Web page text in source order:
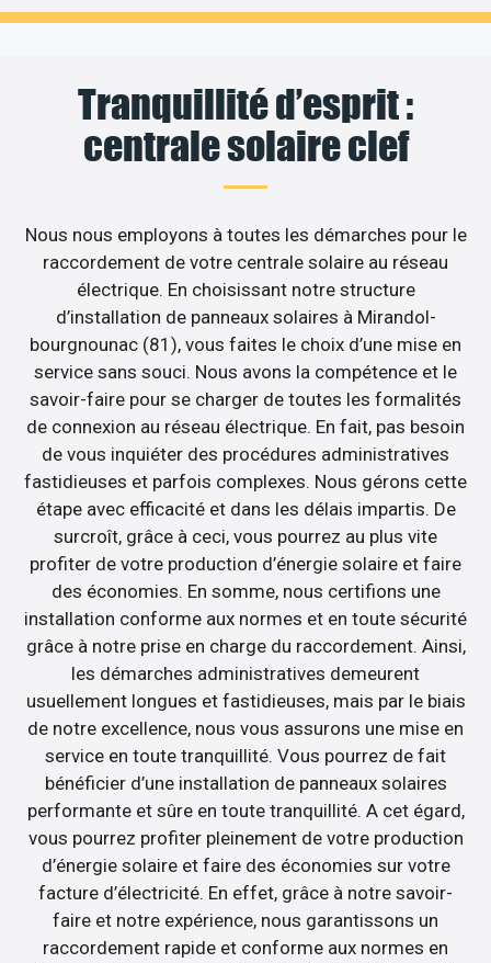
Tranquillité d’esprit :
centrale solaire clef
Nous nous employons à toutes les démarches pour le
raccordement de votre centrale solaire au réseau
électrique. En choisissant notre structure
d’installation de panneaux solaires à Mirandol-
bourgnounac (81), vous faites le choix d’une mise en
service sans souci. Nous avons la compétence et le
savoir-faire pour se charger de toutes les formalités
de connexion au réseau électrique. En fait, pas besoin
de vous inquiéter des procédures administratives
fastidieuses et parfois complexes. Nous gérons cette
étape avec efficacité et dans les délais impartis. De
surcroît, grâce à ceci, vous pourrez au plus vite
profiter de votre production d’énergie solaire et faire
des économies. En somme, nous certifions une
installation conforme aux normes et en toute sécurité
grâce à notre prise en charge du raccordement. Ainsi,
les démarches administratives demeurent
usuellement longues et fastidieuses, mais par le biais
de notre excellence, nous vous assurons une mise en
service en toute tranquillité. Vous pourrez de fait
bénéficier d’une installation de panneaux solaires
performante et sûre en toute tranquillité. A cet égard,
vous pourrez profiter pleinement de votre production
d’énergie solaire et faire des économies sur votre
facture d’électricité. En effet, grâce à notre savoir-
faire et notre expérience, nous garantissons un
raccordement rapide et conforme aux normes en